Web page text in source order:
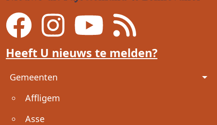
Heeft U nieuws te melden?
Voet
Gemeenten
Affligem
Asse